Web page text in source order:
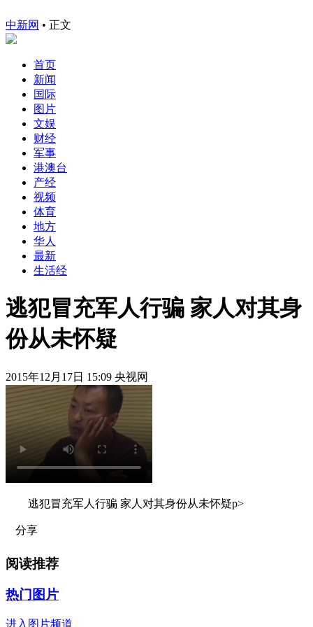
中新网 • 正文
首页
新闻
国际
图片
文娱
财经
军事
港澳台
产经
视频
体育
地方
华人
最新
生活经
逃犯冒充军人行骗 家人对其身
份从未怀疑
2015年12月17日 15:09 央视网
逃犯冒充军人行骗 家人对其身份从未怀疑p>
分享
阅读推荐
热门图片
进入图片频道